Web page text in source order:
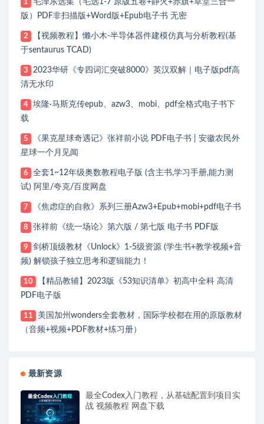
1
毛泽东选集（毛选1-7 原版五卷+静火+赤旗+草堂三合一
版）PDF非扫描版+Word版+Epub电子书 无密
2
【视频教程】懒小木-半导体器件建模仿真与分析教程(基
于sentaurus TCAD)
3
2023华研《专四词汇突破8000》英汉双解｜电子版pdf高
清无水印
4
埃隆·马斯克传epub、azw3、mobi、pdf全格式电子书下
载
5
《果克星球奇遇记》张祥前小说 PDF电子书 | 安徽农民外
星球一个月见闻
6
全套1~12年级奥数教程电子版 (含主书,学习手册,能力测
试) 阿里/夸克/百度网盘
7 《焦虑症的自救》系列三册Azw3+Epub+mobi+pdf电子书
8 张祥前《统一场论》第六版 / 第七版 电子书 PDF版
9
剑桥顶级教材《Unlock》1-5级资源 (学生书+教学视频+音
频) 解锁孩子独立思考和逻辑能力！
10
【精品教辅】2023版《53知识清单》初高中全科 高清
PDF电子版
11
美国加州wonders全套教材，国际学校都在用的原版教材
（音频+视频+PDF教材+练习册）
最新资源
最全Codex入门教程，从基础配置到项目实
战 视频教程 网盘下载